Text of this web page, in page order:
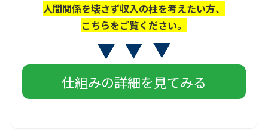
人間関係を壊さず収入の柱を考えたい方、
こちらをご覧ください。
仕組みの詳細を見てみる